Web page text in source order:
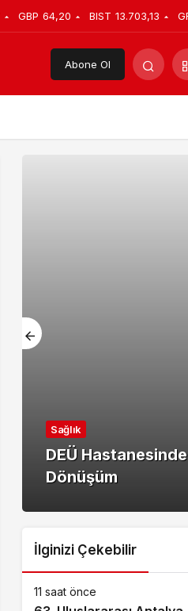
GBP 64,20 BIST 13.703,13
Abone Ol
Sağlık
DEÜ
Dönüşüm
İlginizi Çekebilir
11 saat önce